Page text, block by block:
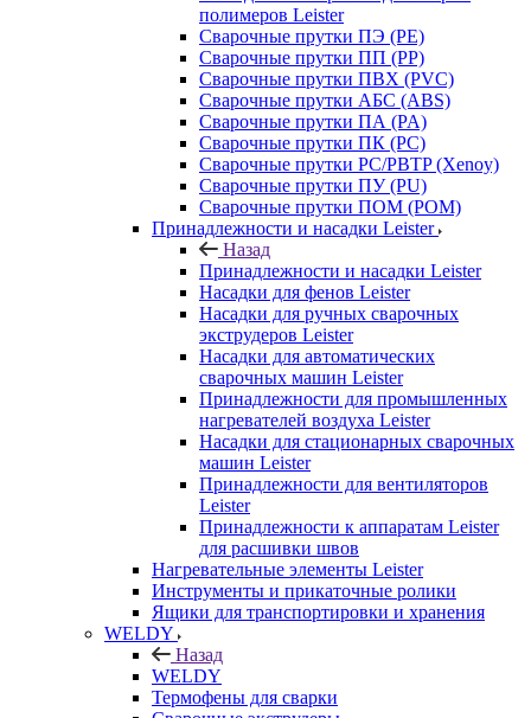
полимеров Leister
Сварочные прутки ПЭ (PE)
Сварочные прутки ПП (PP)
Сварочные прутки ПВХ (PVC)
Сварочные прутки АБС (ABS)
Сварочные прутки ПА (PA)
Сварочные прутки ПК (PC)
Сварочные прутки PC/PBTP (Xenoy)
Сварочные прутки ПУ (PU)
Сварочные прутки ПОМ (POM)
Принадлежности и насадки Leister
Назад
Принадлежности и насадки Leister
Насадки для фенов Leister
Насадки для ручных сварочных
экструдеров Leister
Насадки для автоматических
сварочных машин Leister
Принадлежности для промышленных
нагревателей воздуха Leister
Насадки для стационарных сварочных
машин Leister
Принадлежности для вентиляторов
Leister
Принадлежности к аппаратам Leister
для расшивки швов
Нагревательные элементы Leister
Инструменты и прикаточные ролики
Ящики для транспортировки и хранения
WELDY
Назад
WELDY
Термофены для сварки